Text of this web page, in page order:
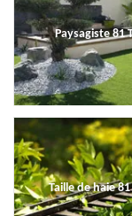
Paysagiste 81
Taille de haie